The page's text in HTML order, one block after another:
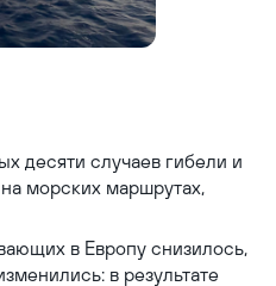
десяти случаев гибели и
морских маршрутах,
в Европу снизилось,
в результате